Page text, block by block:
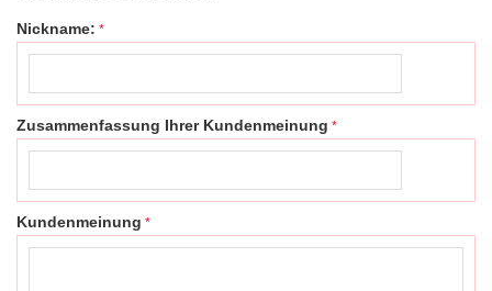
Nickname:
Zusammenfassung Ihrer Kundenmeinung
Kundenmeinung